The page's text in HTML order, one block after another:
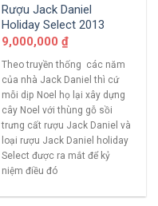
Rượu Jack Daniel
Holiday Select 2013
9,000,000 ₫
Theo truyền thống các năm
của nhà Jack Daniel thì cứ
mỗi dịp Noel họ lại xây dựng
cây Noel với thùng gỗ sồi
trưng cất rượu Jack Daniel và
loại rượu Jack Daniel holiday
Select được ra mắt để kỷ
niệm điều đó